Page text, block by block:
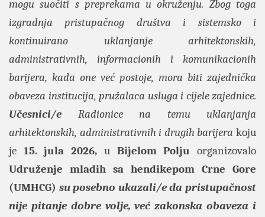
mogu suočiti s preprekama u okruženju. Zbog toga
izgradnja pristupačnog društva i sistemsko i
kontinuirano uklanjanje arhitektonskih,
administrativnih, informacionih i komunikacionih
barijera, kada one već postoje, mora biti zajednička
obaveza institucija, pružalaca usluga i cijele zajednice.
Učesnici/e Radionice na temu uklanjanja
arhitektonskih, administrativnih i drugih barijera koju
je 15. jula 2026, u Bijelom Polju organizovalo
Udruženje mladih sa hendikepom Crne Gore
(UMHCG) su posebno ukazali/e da pristupačnost
nije pitanje dobre volje, već zakonska obaveza i